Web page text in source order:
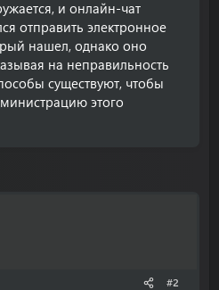
и онлайн-чат
отправить электронное
нашел, однако оно
на неправильность
существуют, чтобы
этого
#2